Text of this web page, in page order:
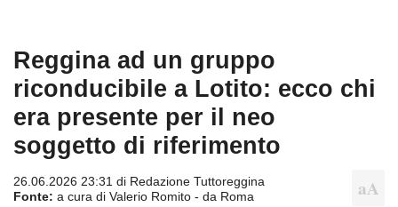
Reggina ad un gruppo
riconducibile a Lotito: ecco chi
era presente per il neo
soggetto di riferimento
26.06.2026 23:31 di Redazione Tuttoreggina
Fonte: a cura di Valerio Romito - da Roma